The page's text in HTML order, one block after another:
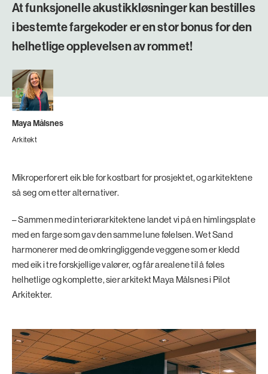
At funksjonelle akustikkløsninger kan bestilles
i bestemte fargekoder er en stor bonus for den
helhetlige opplevelsen av rommet!
Maya Målsnes
Arkitekt
Mikroperforert eik ble for kostbart for prosjektet, og arkitektene
så seg om etter alternativer.
– Sammen med interiørarkitektene landet vi på en himlingsplate
med en farge som gav den samme lune følelsen. Wet Sand
harmonerer med de omkringliggende veggene som er kledd
med eik i tre forskjellige valører, og får arealene til å føles
helhetlige og komplette, sier arkitekt Maya Målsnes i Pilot
Arkitekter.